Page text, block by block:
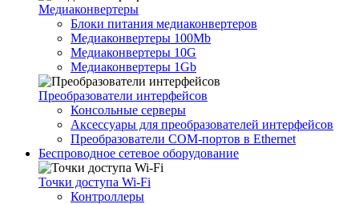
Медиаконвертеры
Блоки питания медиаконвертеров
Медиаконвертеры 100Mb
Медиаконвертеры 10G
Медиаконвертеры 1Gb
Преобразователи интерфейсов
Консольные серверы
Аксессуары для преобразователей интерфейсов
Преобразователи COM-портов в Ethernet
Беспроводное сетевое оборудование
Точки доступа Wi-Fi
Контроллеры